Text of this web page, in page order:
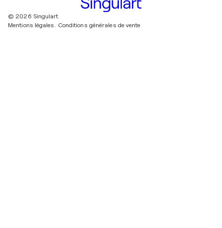
© 2026 Singulart
Mentions légales. Conditions générales de vente